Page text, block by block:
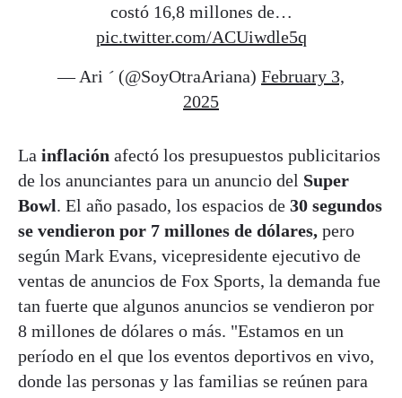
costó 16,8 millones de…
pic.twitter.com/ACUiwdle5q
— Ari  (@SoyOtraAriana) February 3,
2025
La inflación afectó los presupuestos publicitarios
de los anunciantes para un anuncio del Super
Bowl. El año pasado, los espacios de 30 segundos
se vendieron por 7 millones de dólares, pero
según Mark Evans, vicepresidente ejecutivo de
ventas de anuncios de Fox Sports, la demanda fue
tan fuerte que algunos anuncios se vendieron por
8 millones de dólares o más. "Estamos en un
período en el que los eventos deportivos en vivo,
donde las personas y las familias se reúnen para